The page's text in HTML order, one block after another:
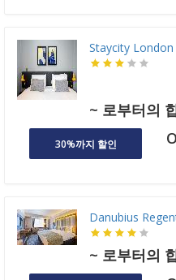
Staycity
~ 로부터의
30%까지 할인
Danubius
~ 로부터의